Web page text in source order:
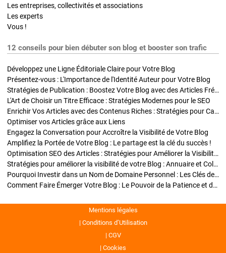
Les entreprises, collectivités et associations
Les experts
Vous !
12 conseils pour bien débuter son blog et booster son trafic
Développez une Ligne Éditoriale Claire pour Votre Blog
Présentez-vous : L'Importance de l'Identité Auteur pour Votre Blog
Stratégies de Publication : Boostez Votre Blog avec des Articles Fréquents et Exclusifs
L'Art de Choisir un Titre Efficace : Stratégies Modernes pour le SEO
Enrichir Vos Articles avec des Contenus Riches : Stratégies pour Captiver et Optimiser
Optimiser vos Articles grâce aux Liens
Engagez la Conversation pour Accroître la Visibilité de Votre Blog
Amplifiez la Portée de Votre Blog : Le partage est la clé du succès !
Optimisation SEO des Articles : Stratégies pour Améliorer la Visibilité de Votre Blog
Stratégies pour améliorer la visibilité de votre Blog : Annuaire et Collaborations
Pourquoi Investir dans un Nom de Domaine Personnel : Les Clés de la Réussite de Votre Blog
Comment Faire Émerger Votre Blog : Le Pouvoir de la Patience et de la Persévérance
Mentions légales
Conditions d’Utilisation
CGV
Cookies